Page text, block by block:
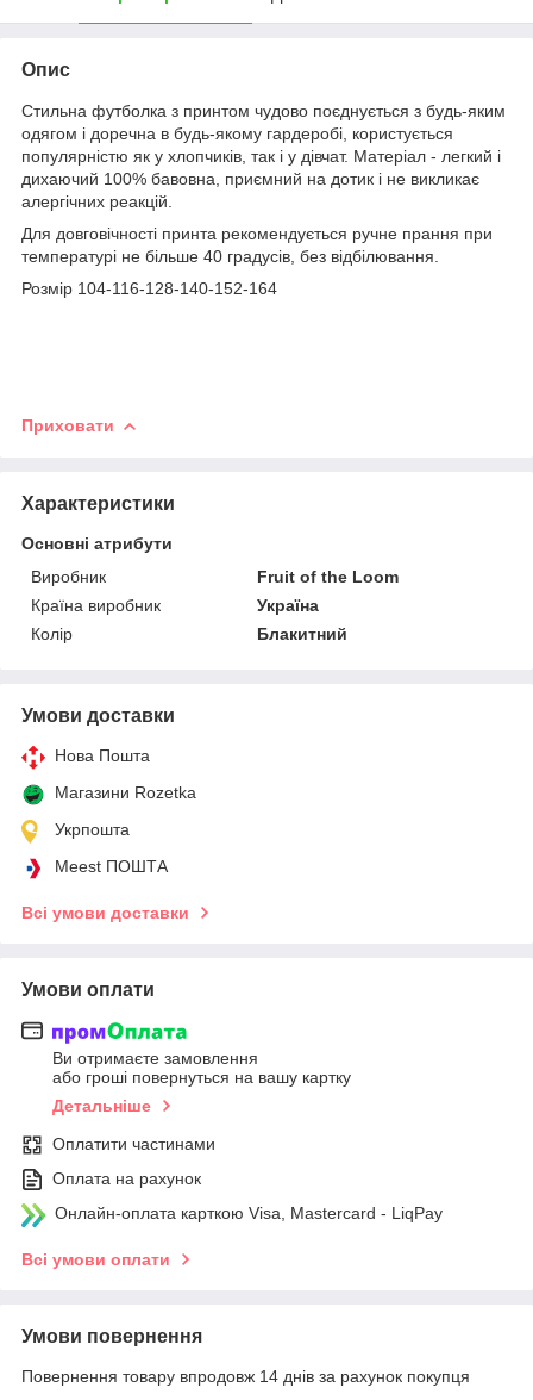
Опис
Стильна футболка з принтом чудово поєднується з будь-яким
одягом і доречна в будь-якому гардеробі, користується
популярністю як у хлопчиків, так і у дівчат. Матеріал - легкий і
дихаючий 100% бавовна, приємний на дотик і не викликає
алергічних реакцій.
Для довговічності принта рекомендується ручне прання при
температурі не більше 40 градусів, без відбілювання.
Розмір 104-116-128-140-152-164
Приховати
Характеристики
Основні атрибути
Виробник
Fruit of the Loom
Країна виробник
Україна
Колір
Блакитний
Умови доставки
Нова Пошта
Магазини Rozetka
Укрпошта
Meest ПОШТА
Всі умови доставки
Умови оплати
Ви отримаєте замовлення
або гроші повернуться на вашу картку
Детальніше
Оплатити частинами
Оплата на рахунок
Онлайн-оплата карткою Visa, Mastercard - LiqPay
Всі умови оплати
Умови повернення
Повернення товару впродовж 14 днів за рахунок покупця